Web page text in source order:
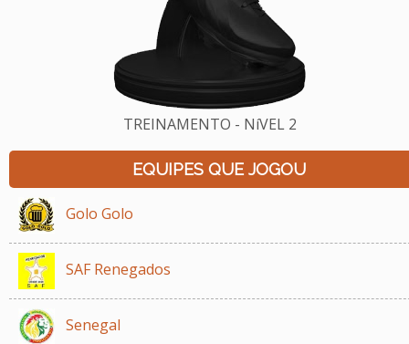
TREINAMENTO - NíVEL 2
EQUIPES QUE JOGOU
Golo Golo
SAF Renegados
Senegal